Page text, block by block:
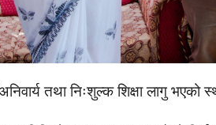
तथा निःशुल्क शिक्षा लागु भएको